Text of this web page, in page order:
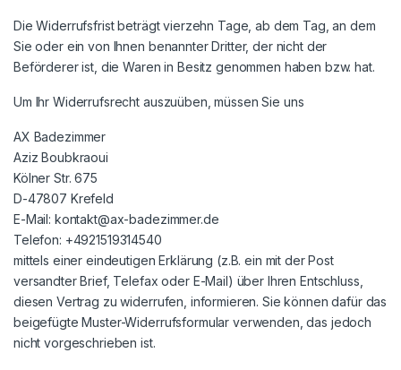
Die Widerrufsfrist beträgt vierzehn Tage, ab dem Tag, an dem
Sie oder ein von Ihnen benannter Dritter, der nicht der
Beförderer ist, die Waren in Besitz genommen haben bzw. hat.
Um Ihr Widerrufsrecht auszuüben, müssen Sie uns
AX Badezimmer
Aziz Boubkraoui
Kölner Str. 675
D-47807 Krefeld
E-Mail: kontakt@ax-badezimmer.de
Telefon: +4921519314540
mittels einer eindeutigen Erklärung (z.B. ein mit der Post
versandter Brief, Telefax oder E-Mail) über Ihren Entschluss,
diesen Vertrag zu widerrufen, informieren. Sie können dafür das
beigefügte Muster-Widerrufsformular verwenden, das jedoch
nicht vorgeschrieben ist.